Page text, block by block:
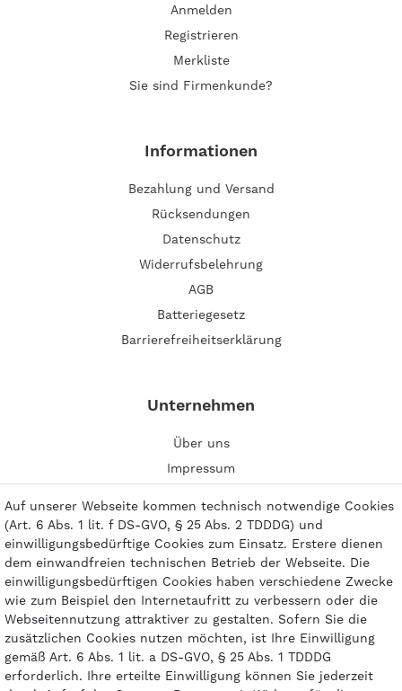
Anmelden
Registrieren
Merkliste
Sie sind Firmenkunde?
Informationen
Bezahlung und Versand
Rücksendungen
Datenschutz
Widerrufsbelehrung
AGB
Batteriegesetz
Barrierefreiheitserklärung
Unternehmen
Über uns
Impressum
Zahlungsarten
Auf unserer Webseite kommen technisch notwendige Cookies
(Art. 6 Abs. 1 lit. f DS-GVO, § 25 Abs. 2 TDDDG) und
einwilligungsbedürftige Cookies zum Einsatz. Erstere dienen
dem einwandfreien technischen Betrieb der Webseite. Die
einwilligungsbedürftigen Cookies haben verschiedene Zwecke
wie zum Beispiel den Internetaufritt zu verbessern oder die
Webseitennutzung attraktiver zu gestalten. Sofern Sie die
zusätzlichen Cookies nutzen möchten, ist Ihre Einwilligung
gemäß Art. 6 Abs. 1 lit. a DS-GVO, § 25 Abs. 1 TDDDG
erforderlich. Ihre erteilte Einwilligung können Sie jederzeit